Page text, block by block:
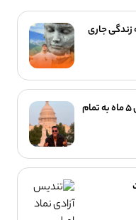
زندگی جاری
بنیامین رضایی، اولین مسافر ایرانی که طی ۵ ماه به تمام